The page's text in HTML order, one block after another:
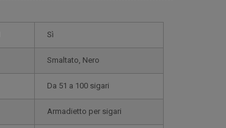
Sì
smaltato, Nero
da 51 a 100 sigari
armadietto per sigari